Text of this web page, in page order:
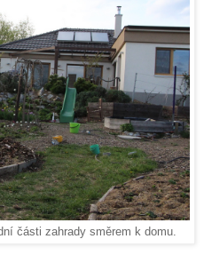
části zahrady směrem k domu.